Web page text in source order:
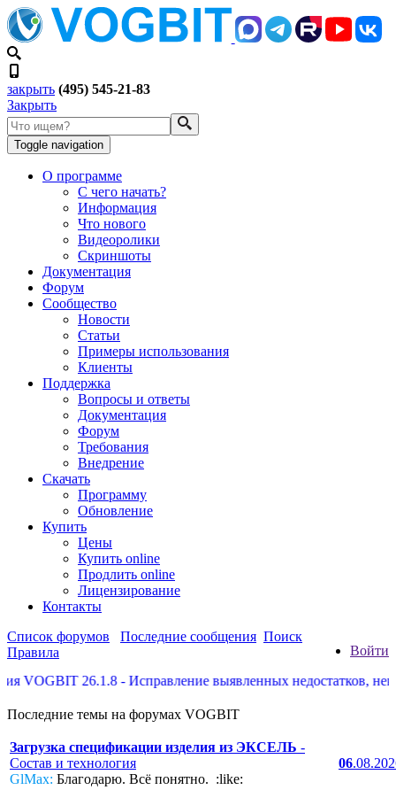
закрыть (495) 545-21-83
Закрыть
Toggle navigation
О программе
С чего начать?
Информация
Что нового
Видеоролики
Скриншоты
Документация
Форум
Сообщество
Новости
Статьи
Примеры использования
Клиенты
Поддержка
Вопросы и ответы
Документация
Форум
Требования
Внедрение
Скачать
Программу
Обновление
Купить
Цены
Купить online
Продлить online
Лицензирование
Контакты
Войти
Список форумов Последние сообщения Поиск
Правила
26.1.8 - Исправление выявленных недостатков,
Последние темы на форумах VOGBIT
Загрузка спецификации изделия из ЭКСЕЛЬ -
Состав и технология
GlMax: Благодарю. Всё понятно. :like:
06